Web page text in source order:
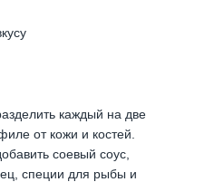
каждый на две
от кожи и костей.
соевый соус,
специи для рыбы и